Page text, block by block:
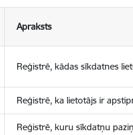
Apraksts
Reģistrē, kādas sīkdatnes
Reģistrē, ka lietotājs ir
Reģistrē, kuru sīkdatņu